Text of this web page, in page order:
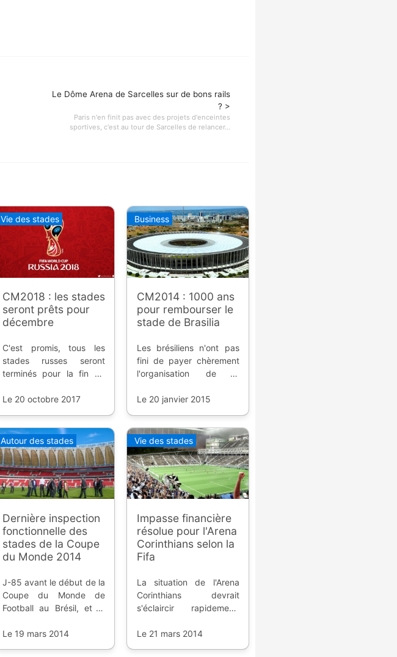
Le Dôme Arena de Sarcelles sur de bons rails
? >
Paris n'en finit pas avec des projets d'enceintes
sportives, c'est au tour de Sarcelles de relancer...
Vie des stades
CM2018 : les stades
seront prêts pour
décembre
C'est promis, tous les
stades russes seront
terminés pour la fin de
vice-ministre russe de la
publics.
Le 20 octobre 2017
Business
CM2014 : 1000 ans
pour rembourser le
stade de Brasilia
Les brésiliens n'ont pas
fini de payer chèrement
l'organisation de la
Football 2014 ; le stade
1.000 ans pour le
rembourser.
Le 20 janvier 2015
Autour des stades
Dernière inspection
fonctionnelle des
stades de la Coupe
du Monde 2014
J-85 avant le début de la
Coupe du Monde de
Football au Brésil, et la
Organisateur Local vont
Le 19 mars 2014
Vie des stades
Impasse financière
résolue pour l'Arena
Corinthians selon la
Fifa
La situation de l'Arena
Corinthians devrait
s'éclaircir rapidement,
financement sont en
Le 21 mars 2014